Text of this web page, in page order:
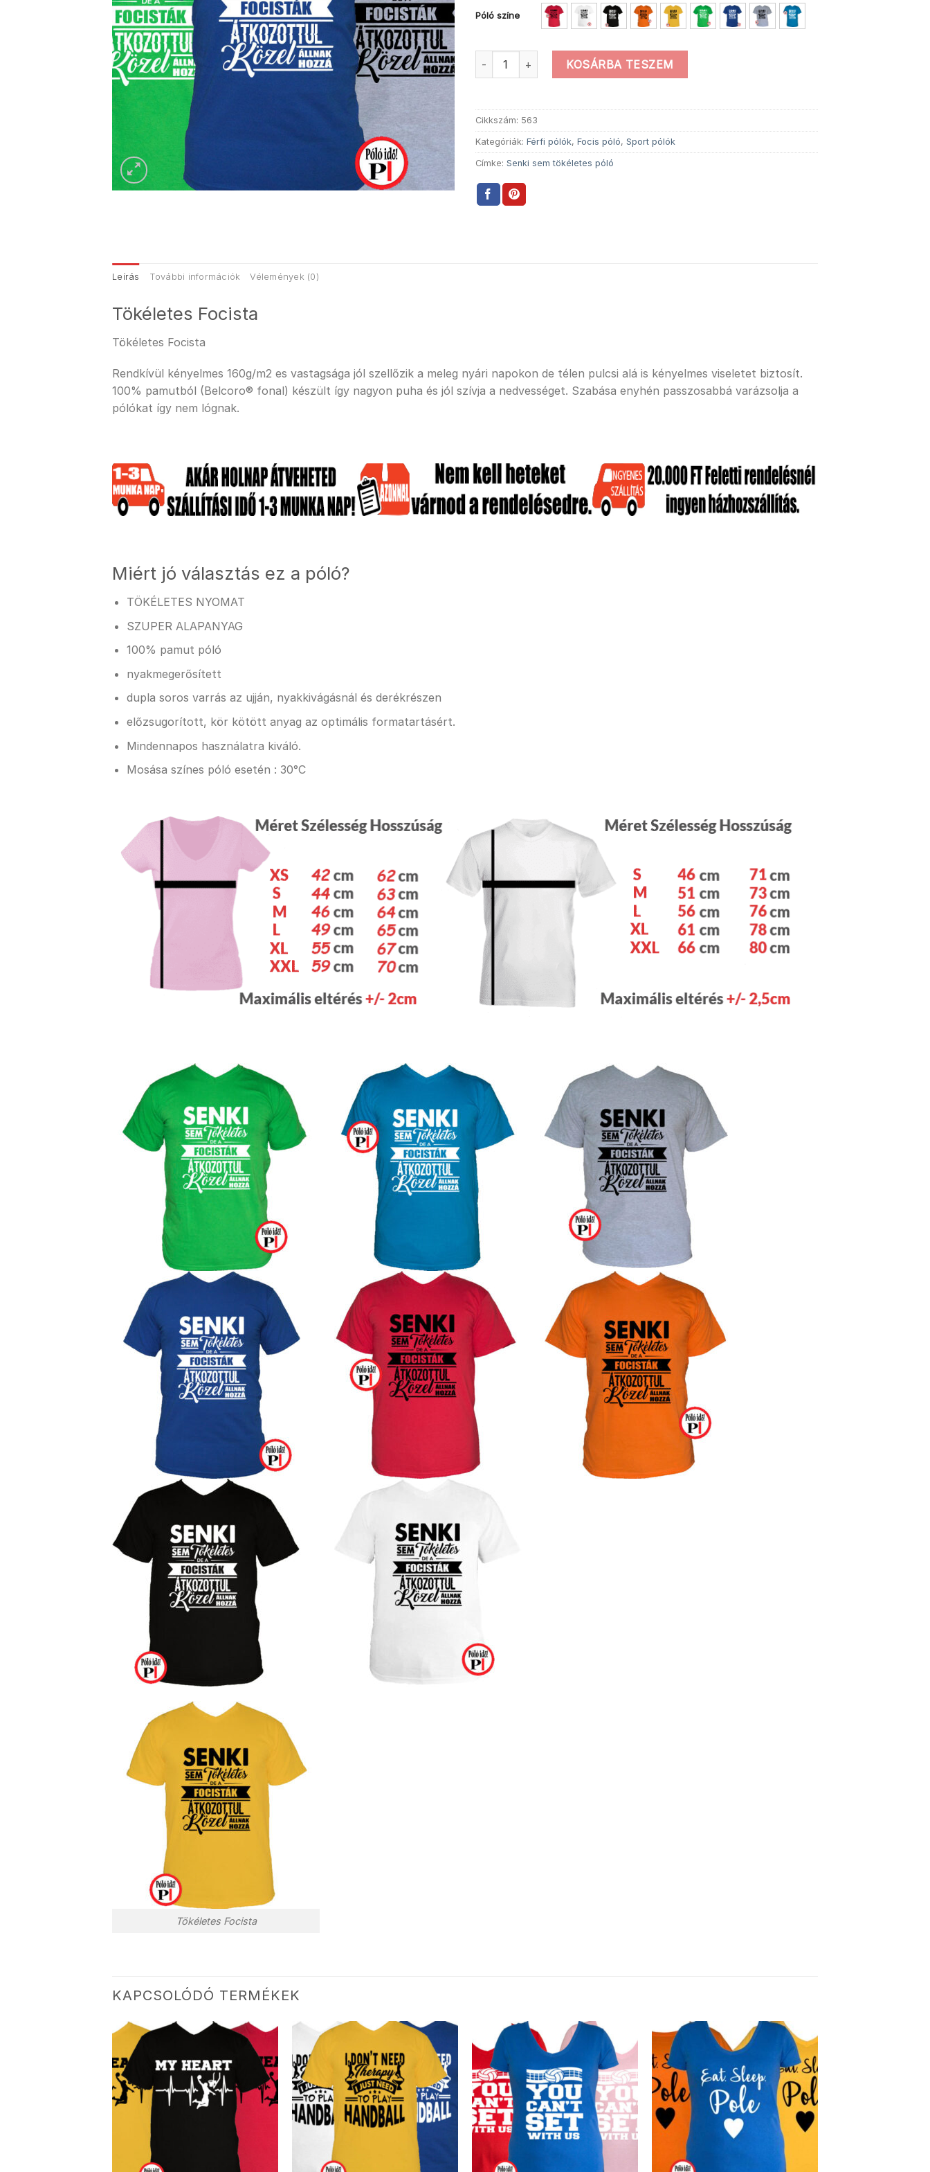
Póló színe
Tökéletes Focista mennyiségKOSÁRBA TESZEM
Cikkszám: 563
Kategóriák: Férfi pólók, Focis póló, Sport pólók
Címke: Senki sem tökéletes póló
Leírás További információk Vélemények (0)
Tökéletes Focista
Tökéletes Focista
Rendkívül kényelmes 160g/m2 es vastagsága jól szellőzik a meleg nyári napokon de télen pulcsi alá is kényelmes viseletet biztosít.
100% pamutból (Belcoro® fonal) készült így nagyon puha és jól szívja a nedvességet. Szabása enyhén passzosabbá varázsolja a
pólókat így nem lógnak.
Miért jó választás ez a póló?
TÖKÉLETES NYOMAT
SZUPER ALAPANYAG
100% pamut póló
nyakmegerősített
dupla soros varrás az ujján, nyakkivágásnál és derékrészen
előzsugorított, kör kötött anyag az optimális formatartásért.
Mindennapos használatra kiváló.
Mosása színes póló esetén : 30°C
Tökéletes Focista
KAPCSOLÓDÓ TERMÉKEK